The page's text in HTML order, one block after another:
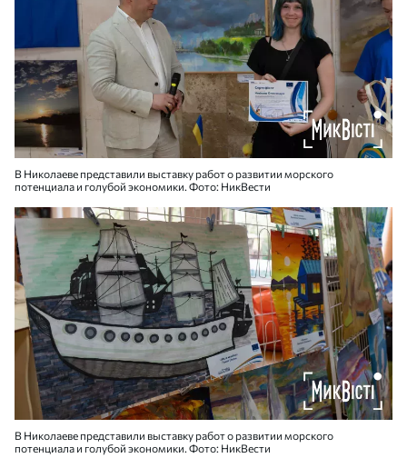
В Николаеве представили выставку работ о развитии морского
потенциала и голубой экономики. Фото: НикВести
В Николаеве представили выставку работ о развитии морского
потенциала и голубой экономики. Фото: НикВести